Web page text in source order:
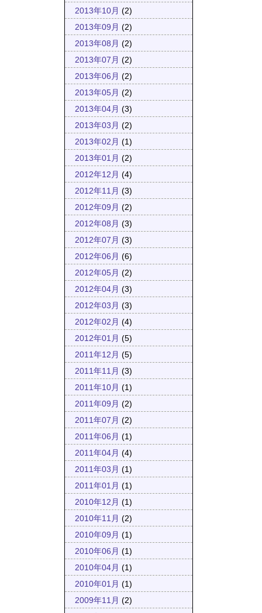
2013年10月 (2)
2013年09月 (2)
2013年08月 (2)
2013年07月 (2)
2013年06月 (2)
2013年05月 (2)
2013年04月 (3)
2013年03月 (2)
2013年02月 (1)
2013年01月 (2)
2012年12月 (4)
2012年11月 (3)
2012年09月 (2)
2012年08月 (3)
2012年07月 (3)
2012年06月 (6)
2012年05月 (2)
2012年04月 (3)
2012年03月 (3)
2012年02月 (4)
2012年01月 (5)
2011年12月 (5)
2011年11月 (3)
2011年10月 (1)
2011年09月 (2)
2011年07月 (2)
2011年06月 (1)
2011年04月 (4)
2011年03月 (1)
2011年01月 (1)
2010年12月 (1)
2010年11月 (2)
2010年09月 (1)
2010年06月 (1)
2010年04月 (1)
2010年01月 (1)
2009年11月 (2)